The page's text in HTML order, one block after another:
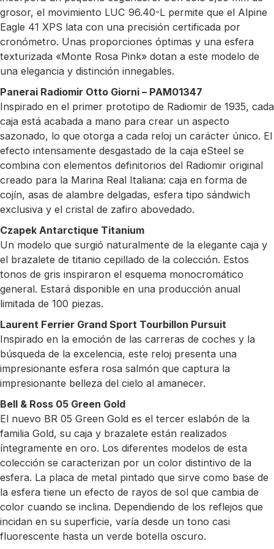
grosor, el movimiento LUC 96.40-L permite que el Alpine
Eagle 41 XPS lata con una precisión certificada por
cronómetro. Unas proporciones óptimas y una esfera
texturizada «Monte Rosa Pink» dotan a este modelo de
una elegancia y distinción innegables.
Panerai Radiomir Otto Giorni – PAM01347
Inspirado en el primer prototipo de Radiomir de 1935, cada
caja está acabada a mano para crear un aspecto
sazonado, lo que otorga a cada reloj un carácter único. El
efecto intensamente desgastado de la caja eSteel se
combina con elementos definitorios del Radiomir original
creado para la Marina Real Italiana: caja en forma de
cojín, asas de alambre delgadas, esfera tipo sándwich
exclusiva y el cristal de zafiro abovedado.
Czapek Antarctique Titanium
Un modelo que surgió naturalmente de la elegante caja y
el brazalete de titanio cepillado de la colección. Estos
tonos de gris inspiraron el esquema monocromático
general. Estará disponible en una producción anual
limitada de 100 piezas.
Laurent Ferrier Grand Sport Tourbillon Pursuit
Inspirado en la emoción de las carreras de coches y la
búsqueda de la excelencia, este reloj presenta una
impresionante esfera rosa salmón que captura la
impresionante belleza del cielo al amanecer.
Bell & Ross 05 Green Gold
El nuevo BR 05 Green Gold es el tercer eslabón de la
familia Gold, su caja y brazalete están realizados
íntegramente en oro. Los diferentes modelos de esta
colección se caracterizan por un color distintivo de la
esfera. La placa de metal pintado que sirve como base de
la esfera tiene un efecto de rayos de sol que cambia de
color cuando se inclina. Dependiendo de los reflejos que
incidan en su superficie, varía desde un tono casi
fluorescente hasta un verde botella oscuro.